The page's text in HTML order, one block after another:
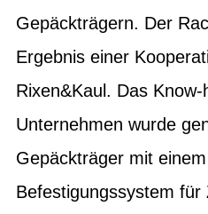
Gepäckträgern. Der
Ergebnis einer
Rixen&Kaul. Das
Unternehmen wurde
Gepäckträger mit
Befestigungssystem für